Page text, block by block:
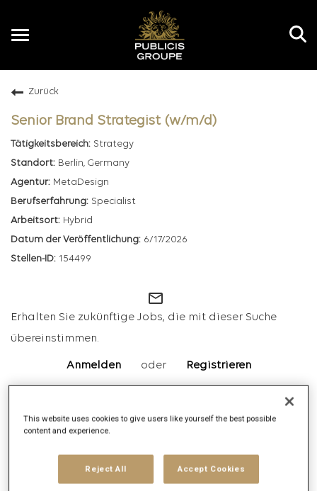
Toggle
Zurück
Senior Brand Strategist (w/m/d)
Strategy
Berlin, Germany
MetaDesign
Specialist
Hybrid
6/17/2026
154499
mail_outline
Erhalten Sie zukünftige Jobs, die mit dieser Suche
übereinstimmen.
Anmelden oder Registrieren
Jobbeschreibung
Unternehmensbeschreibung
This website uses cookies to give users like yourself the best possible
content and experience.
Reject All Accept Cookies